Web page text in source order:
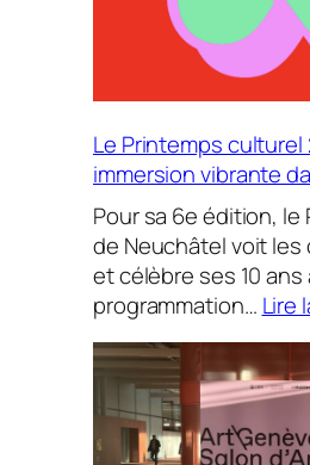
Le Printemps culturel
immersion vibrante
Pour sa 6e édition,
de Neuchâtel voit les
et célèbre ses 10 ans
programmation… Lire